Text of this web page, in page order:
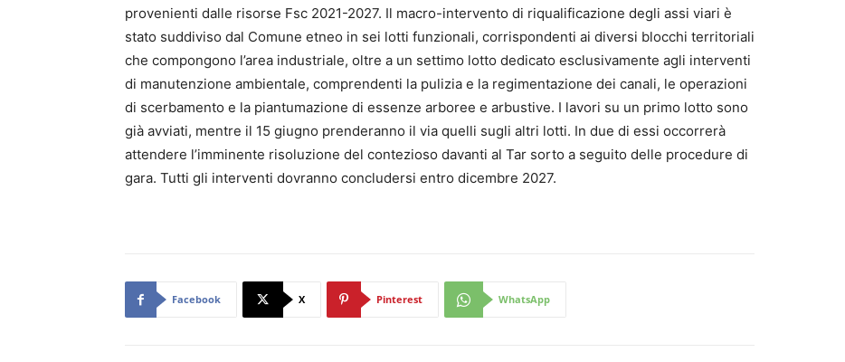
provenienti dalle risorse Fsc 2021-2027. Il macro-intervento di riqualificazione degli assi viari è
stato suddiviso dal Comune etneo in sei lotti funzionali, corrispondenti ai diversi blocchi territoriali
che compongono l’area industriale, oltre a un settimo lotto dedicato esclusivamente agli interventi
di manutenzione ambientale, comprendenti la pulizia e la regimentazione dei canali, le operazioni
di scerbamento e la piantumazione di essenze arboree e arbustive. I lavori su un primo lotto sono
già avviati, mentre il 15 giugno prenderanno il via quelli sugli altri lotti. In due di essi occorrerà
attendere l’imminente risoluzione del contezioso davanti al Tar sorto a seguito delle procedure di
gara. Tutti gli interventi dovranno concludersi entro dicembre 2027.
Facebook X Pinterest WhatsApp